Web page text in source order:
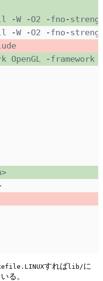
-W -O2 -fno-
-W -O2 -fno-
OpenGL -framework
>
すればlib/に
る。